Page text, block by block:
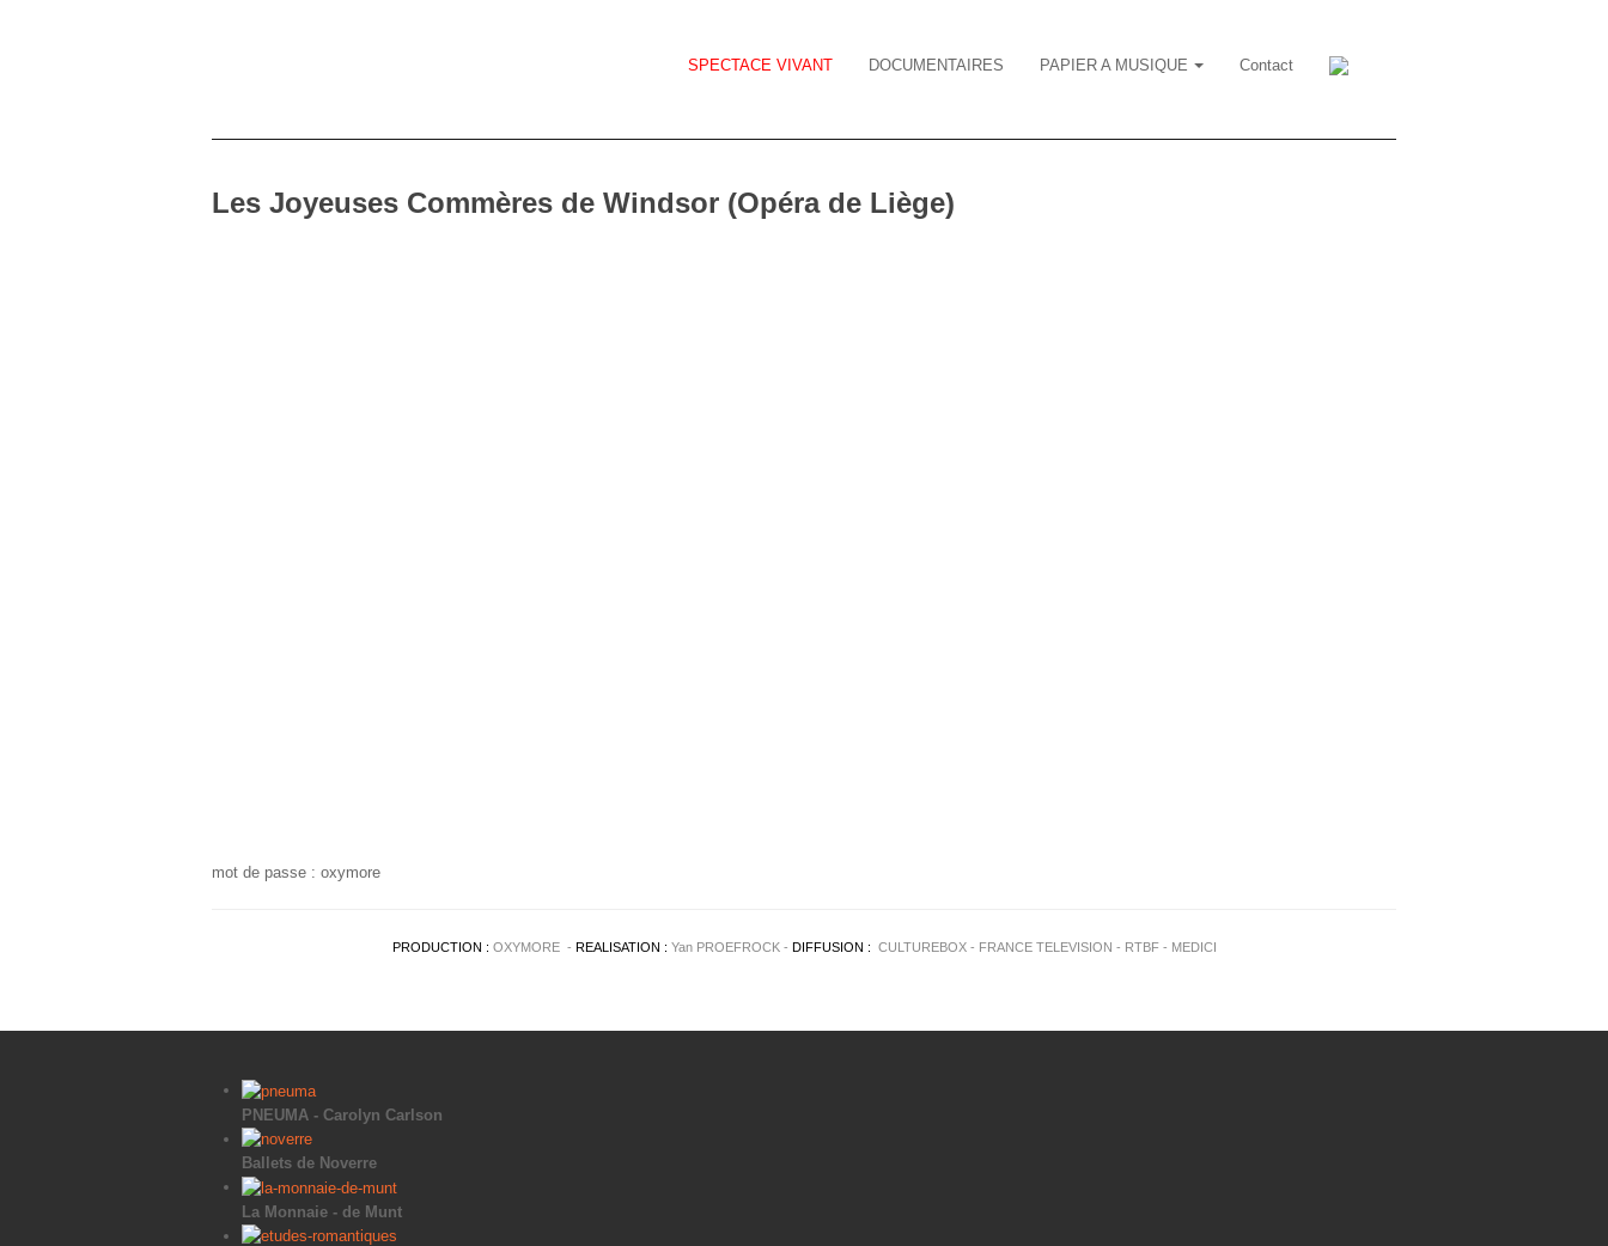
SPECTACE VIVANT DOCUMENTAIRES PAPIER A MUSIQUE Contact
Les Joyeuses Commères de Windsor (Opéra de Liège)
mot de passe : oxymore
PRODUCTION : OXYMORE - REALISATION : Yan PROEFROCK - DIFFUSION : CULTUREBOX - FRANCE TELEVISION - RTBF - MEDICI
PNEUMA - Carolyn Carlson
Ballets de Noverre
La Monnaie - de Munt